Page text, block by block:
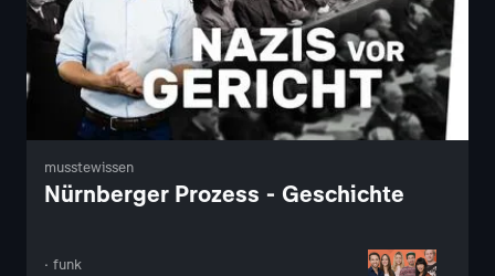
musstewissen
Nürnberger Prozess - Geschichte
· funk